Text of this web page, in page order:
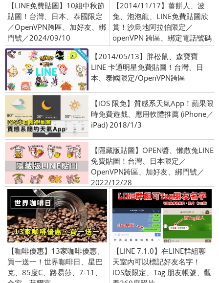
【LINE免費貼圖】10組中秋節
貼圖！台灣、日本、泰國限定
／OpenVPN跨區、加好友、綁
門號／2024/09/10
【2014/11/17】薑餅人、波
兔、泡泡龍、LINE免費貼圖欣
賞！沙烏地阿拉伯限定／
openVPN 跨區、綁定電話號碼
【2014/05/13】胖松鼠、森寶寶
LINE 卡通明星免費貼圖！台灣、日
本、泰國限定/OpenVPN跨區
【iOS 限免】質感系天氣App！蘋果限
時免費遊戲、應用軟體推薦 (iPhone／
iPad) 2018/1/3
【隱藏版貼圖】OPEN醬、懶散兔LINE
免費貼圖！台灣、日本限定／
OpenVPN跨區、加好友、綁門號／
2022/12/28
【咖啡優惠】13家咖啡優惠、
買一送一！世界咖啡日、星巴
克、85度C、路易莎、7-11、
【LINE 7.1.0】在LINE群組聊
天室內可以標記好友名字！
iOS版限定、Tag 朋友帳號、觀